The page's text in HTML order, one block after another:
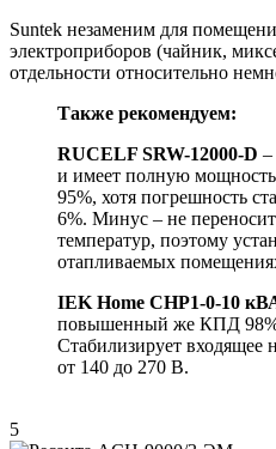
Suntek незаменим для
электроприборов (чайник,
отдельности относительно
Также рекомендуем:
RUCELF SRW-12000-D –
и имеет полную
95%, хотя погрешность
6%. Минус – не
температур, поэтому
отапливаемых
IEK Home СНР1-0-10
повышенный же КПД 98%
Стабилизирует входящее
от 140 до 270 В.
5